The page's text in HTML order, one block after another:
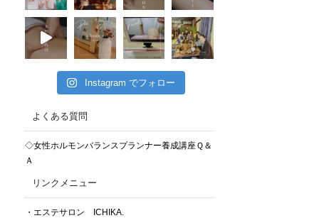
Instagram でフォロー
よくある質問
◇女性ホルモンバランスプランナー養成講座Ｑ＆
Ａ
リンクメニュー
・エステサロン ICHIKA.